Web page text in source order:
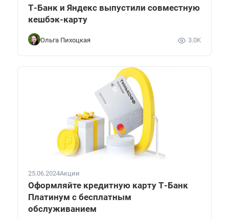
Т-Банк и Яндекс выпустили совместную
кешбэк-карту
Ольга Пихоцкая 3.0K
25.06.2024Акции
Оформляйте кредитную карту Т-Банк
Платинум с бесплатным
обслуживанием